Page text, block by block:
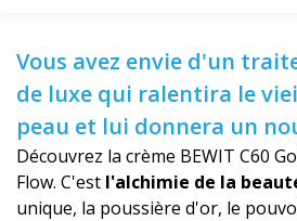
Vous avez envie d'un
de luxe qui ralentira le
peau et lui donnera un
Découvrez la crème BEWIT C60
Flow. C'est l'alchimie de la
unique, la poussière d'or, le